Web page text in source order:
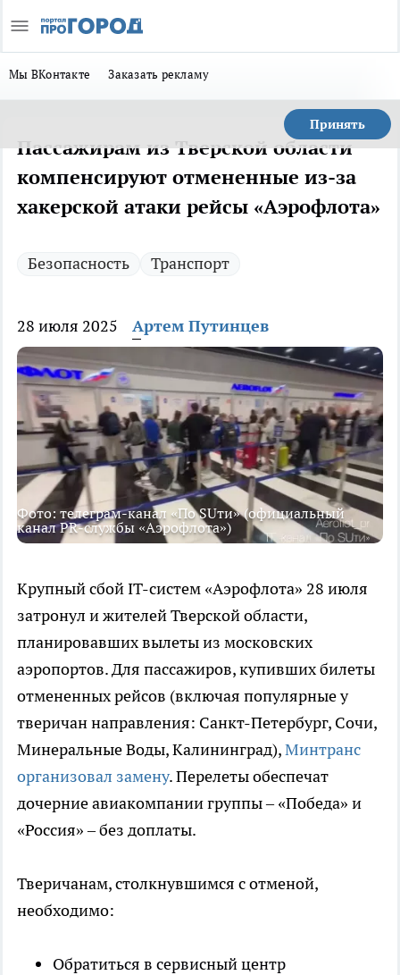
Мы ВКонтакте Заказать рекламу
Принять
Пассажирам из Тверской области
компенсируют отмененные из-за
хакерской атаки рейсы «Аэрофлота»
Безопасность Транспорт
28 июля 2025 Артем Путинцев
Фото: телеграм-канал «По SUти» (официальный
канал PR-службы «Аэрофлота»)
Крупный сбой IT-систем «Аэрофлота» 28 июля
затронул и жителей Тверской области,
планировавших вылеты из московских
аэропортов. Для пассажиров, купивших билеты
отмененных рейсов (включая популярные у
тверичан направления: Санкт-Петербург, Сочи,
Минеральные Воды, Калининград),Минтранс
организовал замену. Перелеты обеспечат
дочерние авиакомпании группы – «Победа» и
«Россия» – без доплаты.
Тверичанам, столкнувшимся с отменой,
необходимо:
Обратиться в сервисный центр